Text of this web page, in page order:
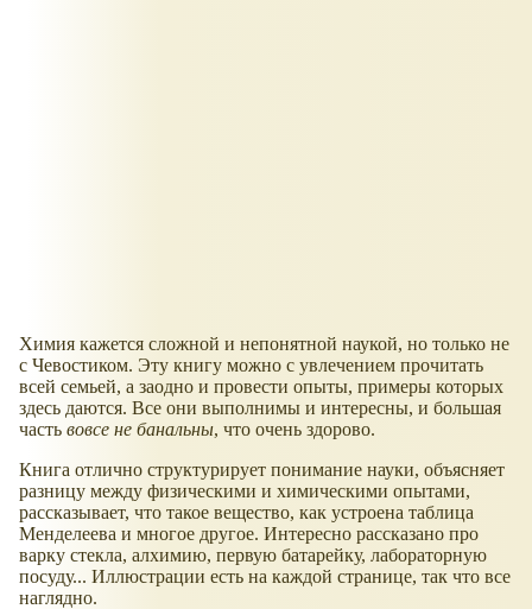
Химия кажется сложной и непонятной наукой, но только не
с Чевостиком. Эту книгу можно с увлечением прочитать
всей семьей, а заодно и провести опыты, примеры которых
здесь даются. Все они выполнимы и интересны, и большая
часть вовсе не банальны, что очень здорово.
Книга отлично структурирует понимание науки, объясняет
разницу между физическими и химическими опытами,
рассказывает, что такое вещество, как устроена таблица
Менделеева и многое другое. Интересно рассказано про
варку стекла, алхимию, первую батарейку, лабораторную
посуду... Иллюстрации есть на каждой странице, так что все
наглядно.